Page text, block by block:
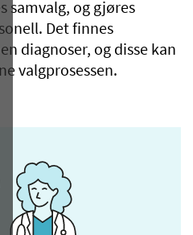
samvalg, og gjøres
Det finnes
diagnoser, og disse kan
valgprosessen.